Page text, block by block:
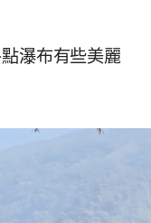
瀑布有些美麗